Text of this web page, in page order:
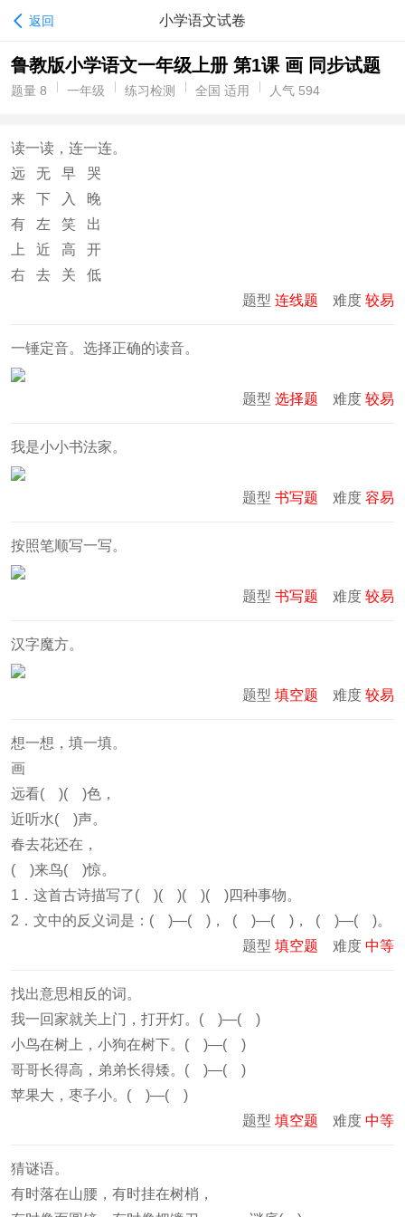
返回 小学语文试卷
鲁教版小学语文一年级上册 第1课 画 同步试题
题量 8 一年级 练习检测 全国 适用 人气 594
读一读，连一连。
远 无 早 哭
来 下 入 晚
有 左 笑 出
上 近 高 开
右 去 关 低
题型 连线题 难度 较易
一锤定音。选择正确的读音。
题型 选择题 难度 较易
我是小小书法家。
题型 书写题 难度 容易
按照笔顺写一写。
题型 书写题 难度 较易
汉字魔方。
题型 填空题 难度 较易
想一想，填一填。
画
远看( )( )色，
近听水( )声。
春去花还在，
( )来鸟( )惊。
1．这首古诗描写了( )( )( )( )四种事物。
2．文中的反义词是：( )—( )， ( )—( )， ( )—( )。
题型 填空题 难度 中等
找出意思相反的词。
我一回家就关上门，打开灯。( )—( )
小鸟在树上，小狗在树下。( )—( )
哥哥长得高，弟弟长得矮。( )—( )
苹果大，枣子小。( )—( )
题型 填空题 难度 中等
猜谜语。
有时落在山腰，有时挂在树梢，